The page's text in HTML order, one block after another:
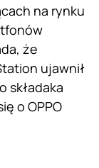
na rynku
że
ujawnił
składaka
o OPPO